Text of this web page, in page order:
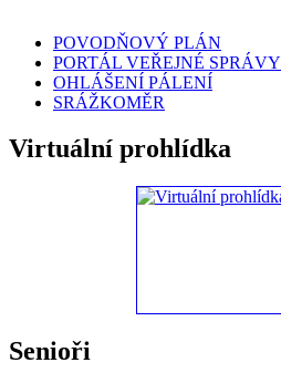
POVODŇOVÝ PLÁN
PORTÁL VEŘEJNÉ SPRÁVY
OHLÁŠENÍ PÁLENÍ
SRÁŽKOMĚR
Virtuální prohlídka
Senioři